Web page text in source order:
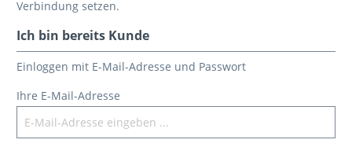
Verbindung setzen.
Ich bin bereits Kunde
Einloggen mit E-Mail-Adresse und Passwort
Ihre E-Mail-Adresse